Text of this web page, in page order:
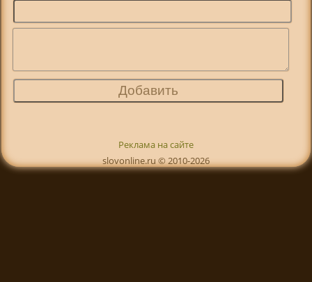
Реклама на сайте
slovonline.ru © 2010-2026